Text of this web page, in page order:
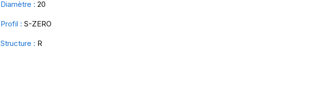
Diamètre : 20
Profil : S-ZERO
Structure : R